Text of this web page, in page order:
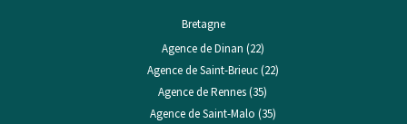
Bretagne
Agence de Dinan (22)
Agence de Saint-Brieuc (22)
Agence de Rennes (35)
Agence de Saint-Malo (35)